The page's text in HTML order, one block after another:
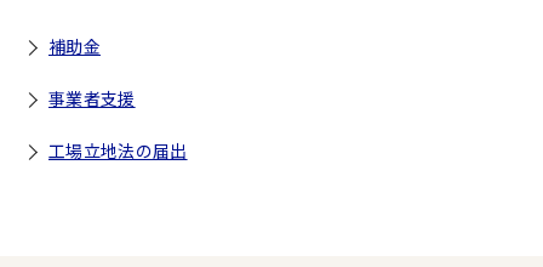
補助金
事業者支援
工場立地法の届出